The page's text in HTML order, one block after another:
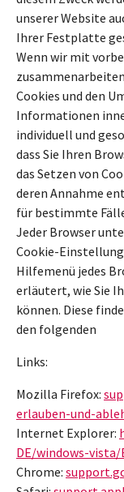
unserer Website
Ihrer Festplatte
Wenn wir mit
Cookies und den
Informationen
individuell und
dass Sie Ihren
das Setzen von
deren Annahme
für bestimmte
Jeder Browser
Cookie-
Hilfemenü jedes
erläutert, wie Sie
können. Diese
den folgenden
Links:
Mozilla Firefox:
erlauben-und-
Internet Explorer:
DE/windows-
Chrome: